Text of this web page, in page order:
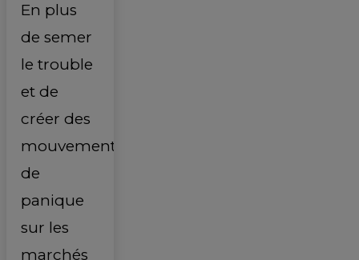
En plus
de semer
le trouble
et de
créer des
mouvements
de
panique
sur les
marchés